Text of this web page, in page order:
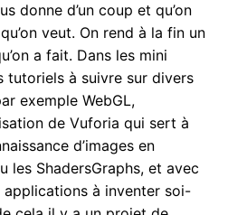
donne d’un coup et qu’on
veut. On rend à la fin un
a fait. Dans les mini
tutoriels à suivre sur divers
exemple WebGL,
de Vuforia qui sert à
d’images en
les ShadersGraphs, et avec
à inventer soi-